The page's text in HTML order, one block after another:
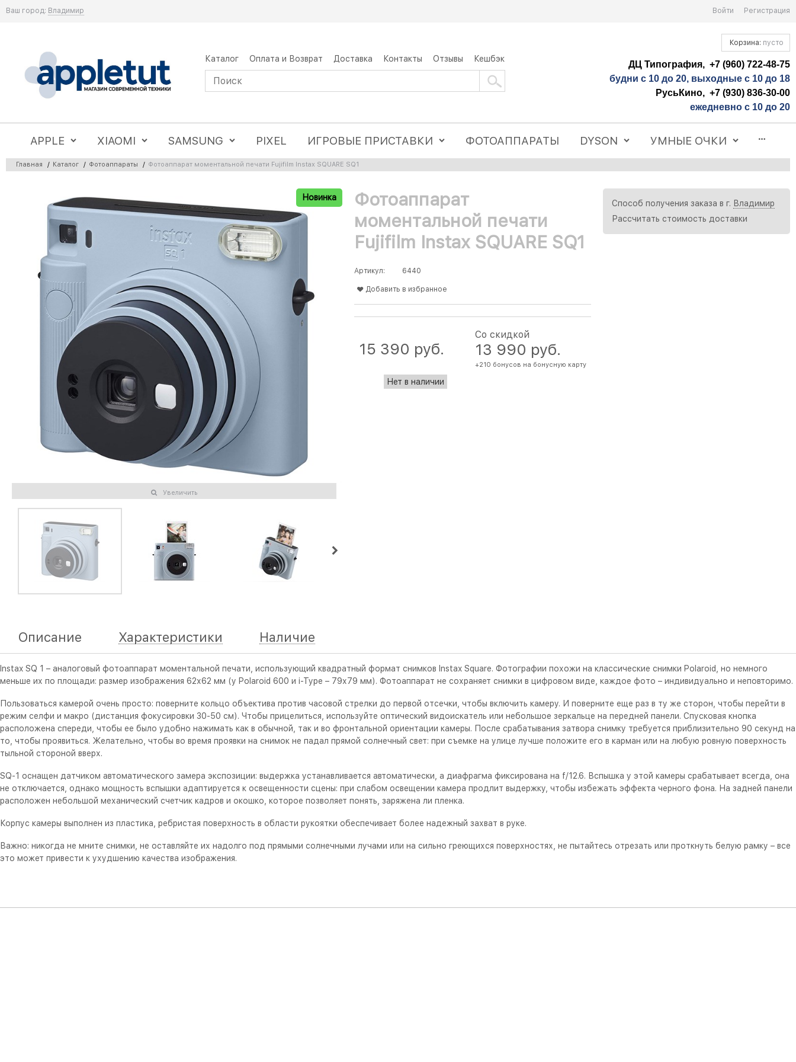
Ваш город: Владимир Войти Регистрация
Каталог Оплата и Возврат Доставка Контакты Отзывы Кешбэк
Корзина: пусто
ДЦ Типография, +7 (960) 722-48-75
будни с 10 до 20, выходные с 10 до 18
РусьКино, +7 (930) 836-30-00
ежедневно с 10 до 20
APPLE XIAOMI SAMSUNG PIXEL ИГРОВЫЕ ПРИСТАВКИ ФОТОАППАРАТЫ DYSON УМНЫЕ ОЧКИ
Главная / Каталог / Фотоаппараты / Фотоаппарат моментальной печати Fujifilm Instax SQUARE SQ1
Новинка
Увеличить
Фотоаппарат
моментальной печати
Fujifilm Instax SQUARE SQ1
Артикул: 6440
Добавить в избранное
13 990 руб.
+210 бонусов на бонусную карту
Со скидкой
15 390 руб.
Нет в наличии
Способ получения заказа в г. Владимир
Рассчитать стоимость доставки
Описание Характеристики Наличие
Instax SQ 1 – аналоговый фотоаппарат моментальной печати, использующий квадратный формат снимков Instax Square. Фотографии похожи на классические снимки Polaroid, но немного
меньше их по площади: размер изображения 62х62 мм (у Polaroid 600 и i-Type – 79х79 мм). Фотоаппарат не сохраняет снимки в цифровом виде, каждое фото – индивидуально и неповторимо.
Пользоваться камерой очень просто: поверните кольцо объектива против часовой стрелки до первой отсечки, чтобы включить камеру. И поверните еще раз в ту же сторон, чтобы перейти в
режим селфи и макро (дистанция фокусировки 30-50 см). Чтобы прицелиться, используйте оптический видоискатель или небольшое зеркальце на передней панели. Спусковая кнопка
расположена спереди, чтобы ее было удобно нажимать как в обычной, так и во фронтальной ориентации камеры. После срабатывания затвора снимку требуется приблизительно 90 секунд на
то, чтобы проявиться. Желательно, чтобы во время проявки на снимок не падал прямой солнечный свет: при съемке на улице лучше положите его в карман или на любую ровную поверхность
тыльной стороной вверх.
SQ-1 оснащен датчиком автоматического замера экспозиции: выдержка устанавливается автоматически, а диафрагма фиксирована на f/12.6. Вспышка у этой камеры срабатывает всегда, она
не отключается, однако мощность вспышки адаптируется к освещенности сцены: при слабом освещении камера продлит выдержку, чтобы избежать эффекта черного фона. На задней панели
расположен небольшой механический счетчик кадров и окошко, которое позволяет понять, заряжена ли пленка.
Корпус камеры выполнен из пластика, ребристая поверхность в области рукоятки обеспечивает более надежный захват в руке.
Важно: никогда не мните снимки, не оставляйте их надолго под прямыми солнечными лучами или на сильно греющихся поверхностях, не пытайтесь отрезать или проткнуть белую рамку – все
это может привести к ухудшению качества изображения.